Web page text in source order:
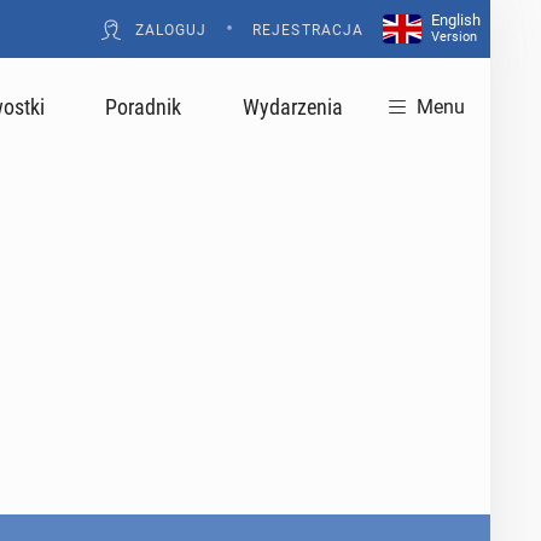
ZALOGUJ • REJESTRACJA
English
Version
Poradnik Wydarzenia Menu